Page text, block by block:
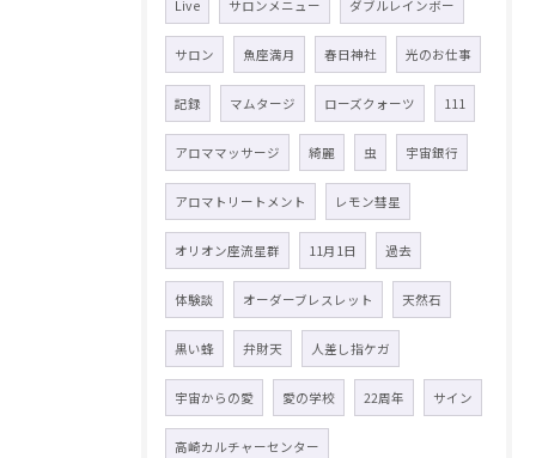
Live サロンメニュー ダブルレインボー
サロン 魚座満月 春日神社 光のお仕事
記録 マムタージ ローズクォーツ 111
アロママッサージ 綺麗 虫 宇宙銀行
アロマトリートメント レモン彗星
オリオン座流星群 11月1日 過去
体験談 オーダーブレスレット 天然石
黒い蜂 弁財天 人差し指ケガ
宇宙からの愛 愛の学校 22周年 サイン
高崎カルチャーセンター